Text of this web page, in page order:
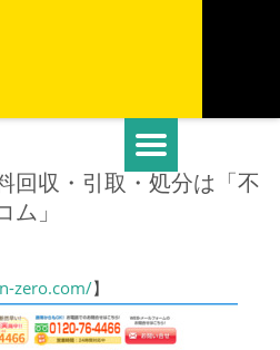
回収・引取・処分は「不
」
zero.com/】